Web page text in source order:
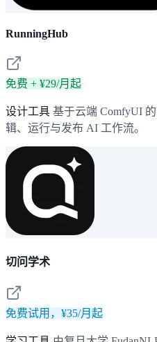
RunningHub
免费 + ¥29/月起
设计工具 基于云端 ComfyUI
辑、运行与发布 AI 工作流。
切问学术
免费试用，¥35/月起